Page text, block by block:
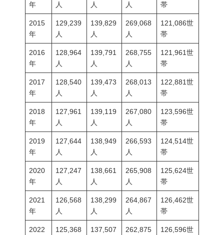
年
人
人
人
帯
2015
年
129,239
人
139,829
人
269,068
人
121,086世
帯
2016
年
128,964
人
139,791
人
268,755
人
121,961世
帯
2017
年
128,540
人
139,473
人
268,013
人
122,881世
帯
2018
年
127,961
人
139,119
人
267,080
人
123,596世
帯
2019
年
127,644
人
138,949
人
266,593
人
124,514世
帯
2020
年
127,247
人
138,661
人
265,908
人
125,624世
帯
2021
年
126,568
人
138,299
人
264,867
人
126,462世
帯
2022
125,368
137,507
262,875
126,596世